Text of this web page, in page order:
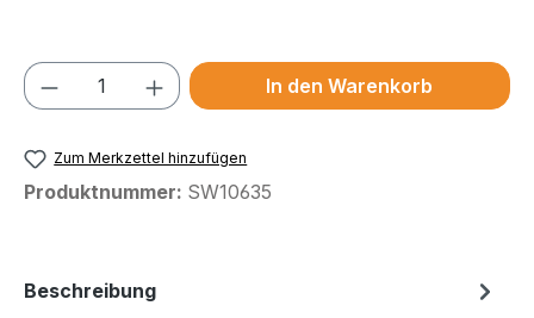
Produkt Anzahl: Gib den gewünschten
In den Warenkorb
Zum Merkzettel hinzufügen
Produktnummer: SW10635
Beschreibung